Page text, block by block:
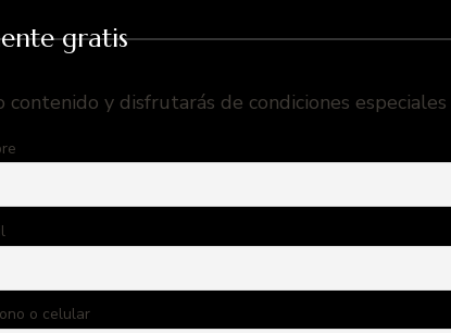
gratis
y disfrutarás de condiciones especiales
o celular